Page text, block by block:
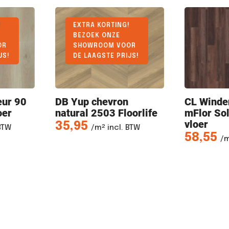
CL Windermere
mFlor Solcora PVC
vloer
mFlor
38,95